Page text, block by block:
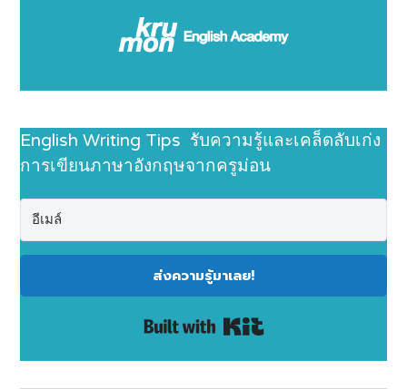
English Writing Tips รับความรู้และเคล็ดลับเก่ง
การเขียนภาษาอังกฤษจากครูม่อน
ส่งความรู้มาเลย!